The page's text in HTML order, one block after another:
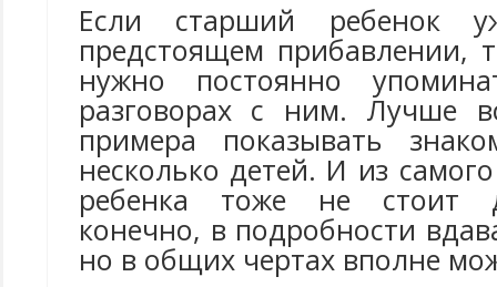
Если старший ребенок
предстоящем прибавлении,
нужно постоянно
разговорах с ним. Лучше
примера показывать
несколько детей. И из
ребенка тоже не стоит
конечно, в подробности
но в общих чертах вполне